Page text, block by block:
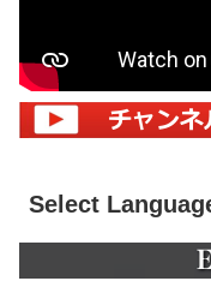
Select